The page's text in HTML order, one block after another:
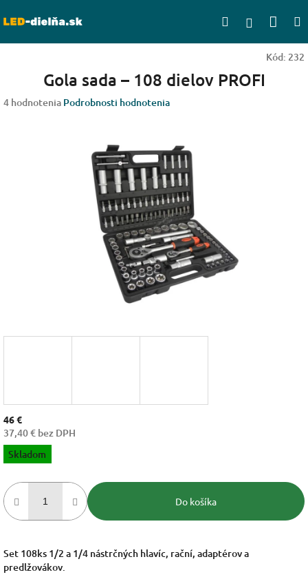
na
Hľadať
Kód: 232
Gola sada – 108 dielov PROFI
Priemerné
4 hodnotenia Podrobnosti hodnotenia
46 €
37,40 € bez DPH
Jednotková
cena:
Skladom
Do košíka
Set 108ks 1/2 a 1/4 nástrčných hlavíc, rační, adaptérov a
predlžovákov.